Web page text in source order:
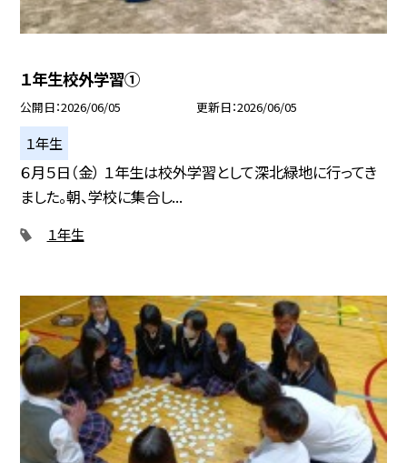
１年生校外学習①
公開日 2026/06/05 更新日 2026/06/05
１年生
６月５日（金） １年生は校外学習として深北緑地に行ってき
ました。朝、学校に集合し...
１年生